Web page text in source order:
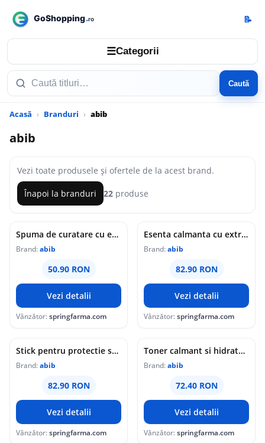
☰Categorii
Caută
📝
Acasă Branduri abib
abib
Vezi toate produsele și ofertele de la acest brand.
Înapoi la branduri 22 produse
Spuma de curatare cu extract de plante si acid salicilic, 150ml, Abib
Brand:abib
50.90 RON
Vezi detalii
Vânzător:springfarma.com
Esenta calmanta cu extract de Houttuynia Cordata, 50ml, Abib
Brand:abib
82.90 RON
Vezi detalii
Vânzător:springfarma.com
Stick pentru protectie solara SPF50+ PA++++, 22g, Abib
Brand:abib
82.90 RON
Vezi detalii
Vânzător:springfarma.com
Toner calmant si hidratant cu extract de Houttuynia Cordata, 200ml, Abib
Brand:abib
72.40 RON
Vezi detalii
Vânzător:springfarma.com